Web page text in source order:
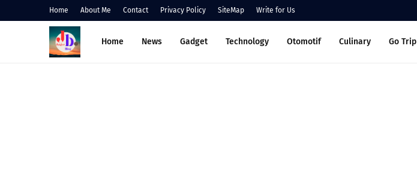
Home About Me Contact Privacy Policy SiteMap Write for Us
Home News Gadget Technology Otomotif Culinary Go Trip